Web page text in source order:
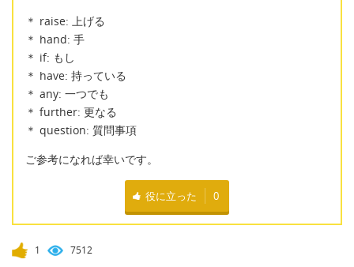
＊ raise: 上げる
＊ hand: 手
＊ if: もし
＊ have: 持っている
＊ any: 一つでも
＊ further: 更なる
＊ question: 質問事項
ご参考になれば幸いです。
役に立った 0
1 7512